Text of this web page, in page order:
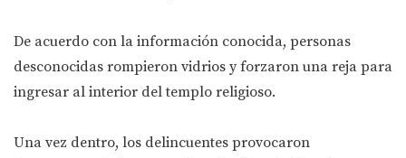
De acuerdo con la información conocida, personas
desconocidas rompieron vidrios y forzaron una reja para
ingresar al interior del templo religioso.
Una vez dentro, los delincuentes provocaron